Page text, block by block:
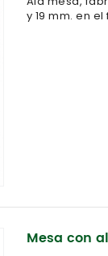
y 19 mm. en
Mesa con